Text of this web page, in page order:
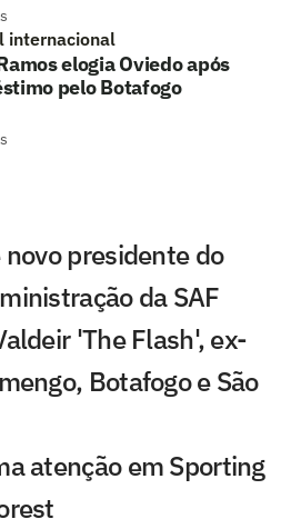
internacional
elogia Oviedo após
pelo Botafogo
presidente do
da SAF
'The Flash', ex-
Botafogo e São
atenção em Sporting